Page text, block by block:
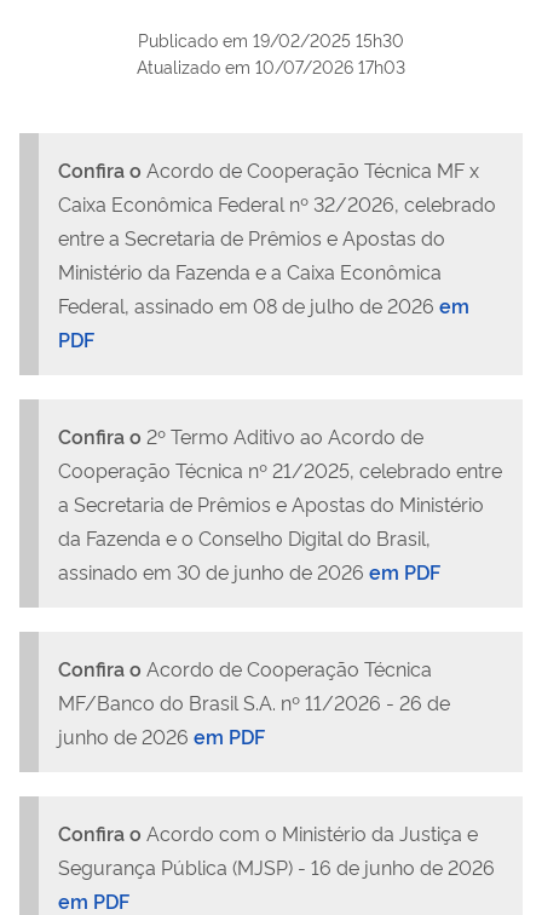
Publicado em 19/02/2025 15h30
Atualizado em 10/07/2026 17h03
Confira o Acordo de Cooperação Técnica MF x
Caixa Econômica Federal nº 32/2026, celebrado
entre a Secretaria de Prêmios e Apostas do
Ministério da Fazenda e a Caixa Econômica
Federal, assinado em 08 de julho de 2026 em
PDF
Confirao 2º Termo Aditivo ao Acordo de
Cooperação Técnica nº 21/2025, celebrado entre
a Secretaria de Prêmios e Apostas do Ministério
da Fazenda e o Conselho Digital do Brasil,
assinado em 30 de junho de 2026 em PDF
Confira o Acordo de Cooperação Técnica
MF/Banco do Brasil S.A. nº 11/2026 - 26 de
junho de 2026 em PDF
Confira o Acordo com o Ministério da Justiça e
Segurança Pública (MJSP) - 16 de junho de 2026
em PDF